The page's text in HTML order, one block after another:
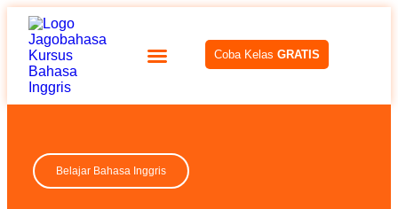
Coba Kelas GRATIS
Belajar Bahasa Inggris